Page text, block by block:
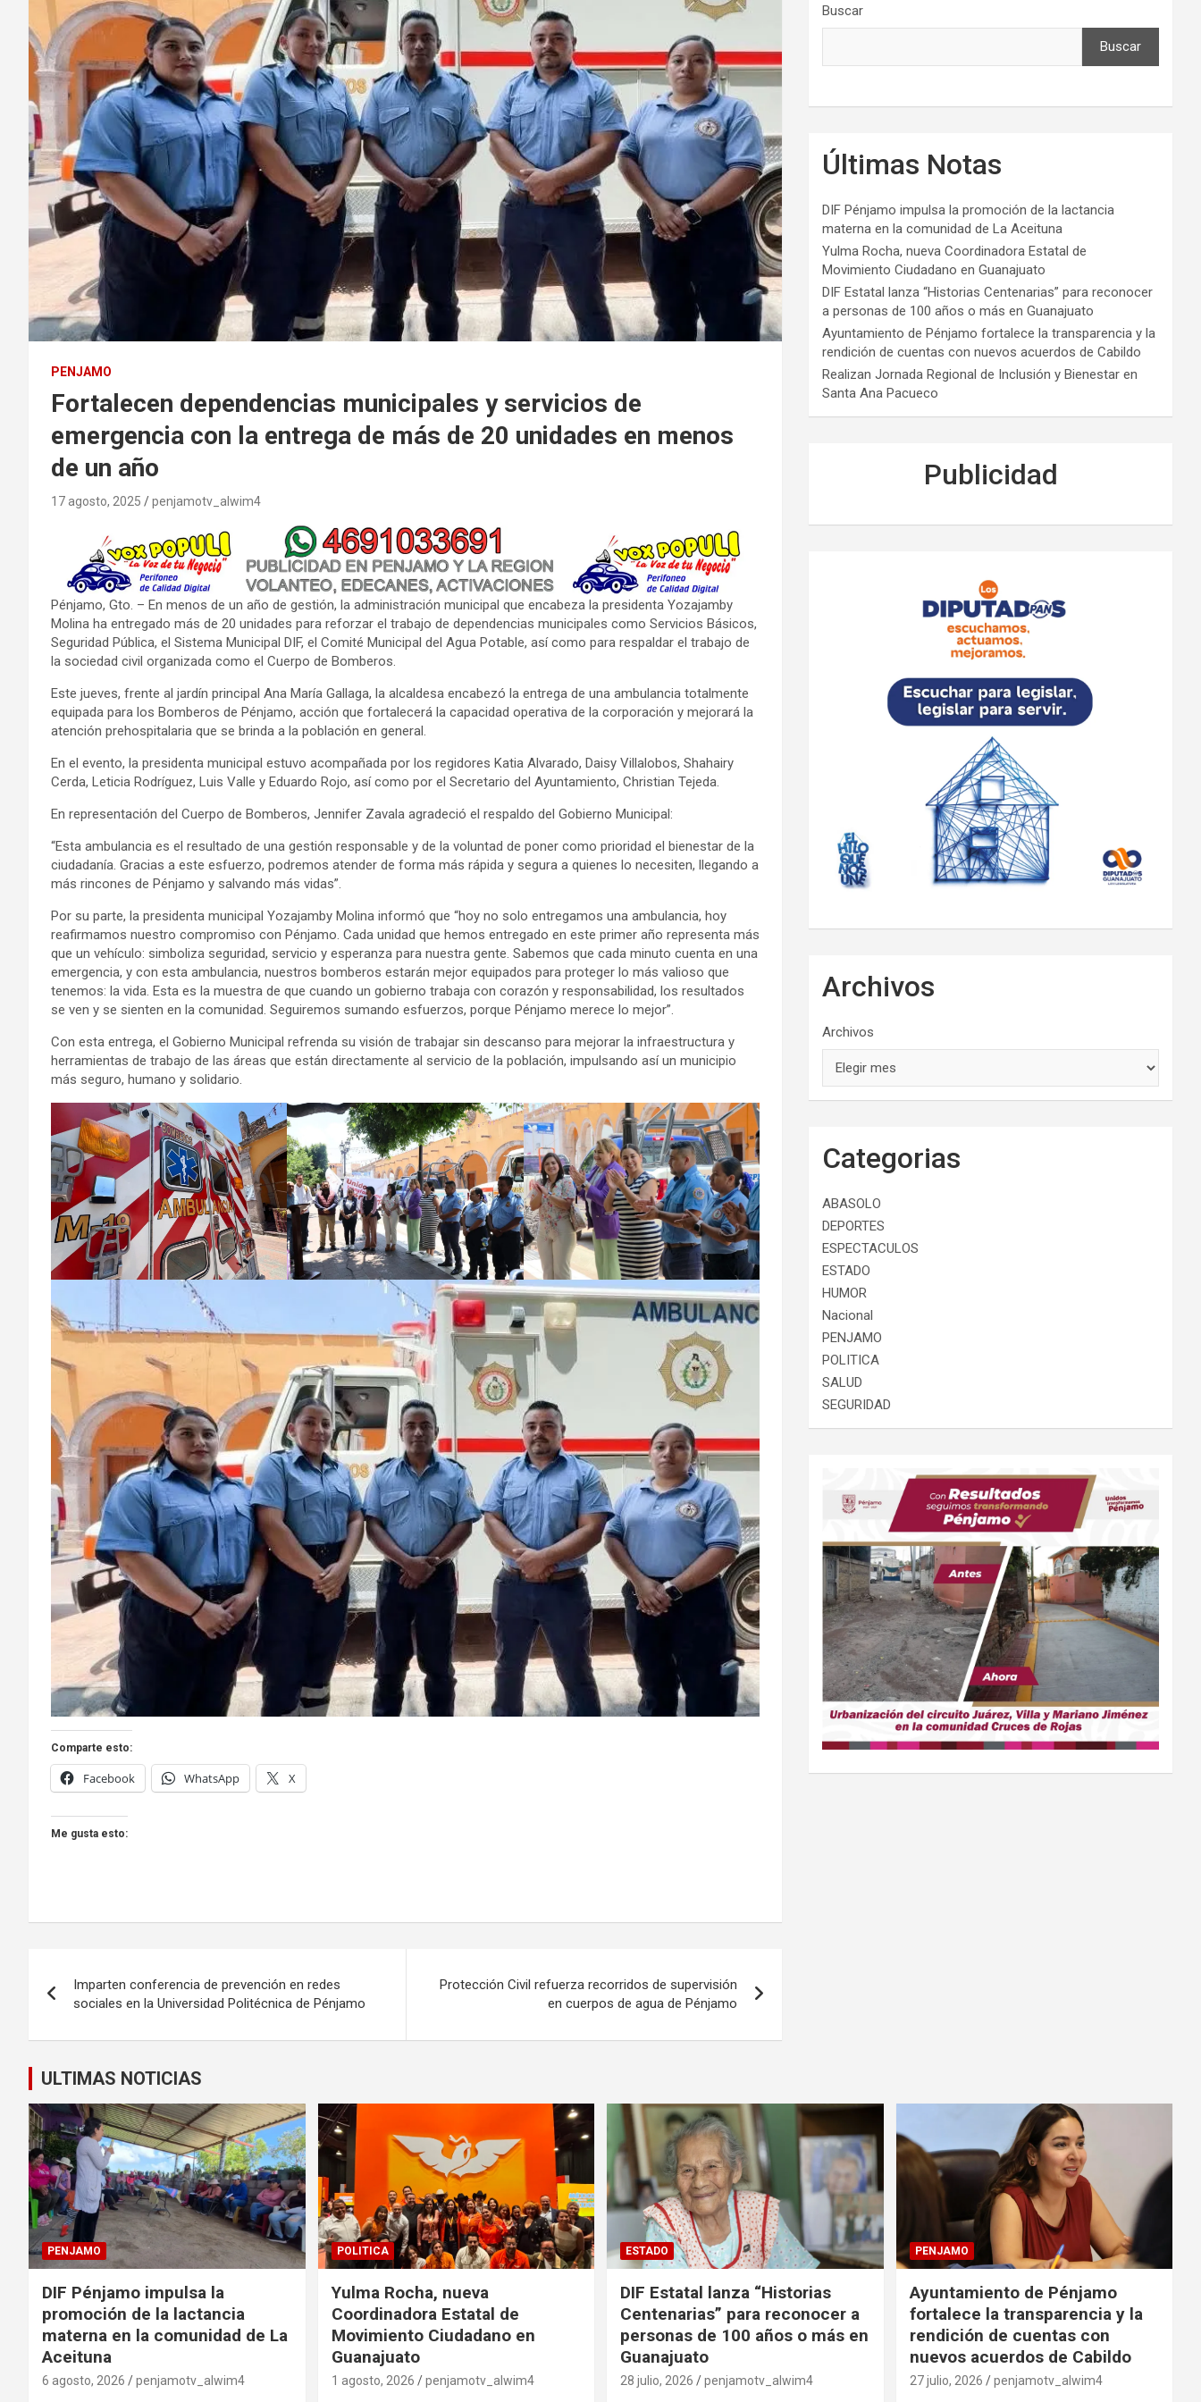
PENJAMO
Fortalecen dependencias municipales y servicios de
emergencia con la entrega de más de 20 unidades en menos
de un año
17 agosto, 2025 penjamotv_alwim4
Pénjamo, Gto. – En menos de un año de gestión, la administración municipal que encabeza la presidenta Yozajamby
Molina ha entregado más de 20 unidades para reforzar el trabajo de dependencias municipales como Servicios Básicos,
Seguridad Pública, el Sistema Municipal DIF, el Comité Municipal del Agua Potable, así como para respaldar el trabajo de
la sociedad civil organizada como el Cuerpo de Bomberos.
Este jueves, frente al jardín principal Ana María Gallaga, la alcaldesa encabezó la entrega de una ambulancia totalmente
equipada para los Bomberos de Pénjamo, acción que fortalecerá la capacidad operativa de la corporación y mejorará la
atención prehospitalaria que se brinda a la población en general.
En el evento, la presidenta municipal estuvo acompañada por los regidores Katia Alvarado, Daisy Villalobos, Shahairy
Cerda, Leticia Rodríguez, Luis Valle y Eduardo Rojo, así como por el Secretario del Ayuntamiento, Christian Tejeda.
En representación del Cuerpo de Bomberos, Jennifer Zavala agradeció el respaldo del Gobierno Municipal:
“Esta ambulancia es el resultado de una gestión responsable y de la voluntad de poner como prioridad el bienestar de la
ciudadanía. Gracias a este esfuerzo, podremos atender de forma más rápida y segura a quienes lo necesiten, llegando a
más rincones de Pénjamo y salvando más vidas”.
Por su parte, la presidenta municipal Yozajamby Molina informó que “hoy no solo entregamos una ambulancia, hoy
reafirmamos nuestro compromiso con Pénjamo. Cada unidad que hemos entregado en este primer año representa más
que un vehículo: simboliza seguridad, servicio y esperanza para nuestra gente. Sabemos que cada minuto cuenta en una
emergencia, y con esta ambulancia, nuestros bomberos estarán mejor equipados para proteger lo más valioso que
tenemos: la vida. Esta es la muestra de que cuando un gobierno trabaja con corazón y responsabilidad, los resultados
se ven y se sienten en la comunidad. Seguiremos sumando esfuerzos, porque Pénjamo merece lo mejor”.
Con esta entrega, el Gobierno Municipal refrenda su visión de trabajar sin descanso para mejorar la infraestructura y
herramientas de trabajo de las áreas que están directamente al servicio de la población, impulsando así un municipio
más seguro, humano y solidario.
Comparte esto:
Facebook WhatsApp X
Me gusta esto:
de
entradas
Imparten conferencia de prevención en redes
sociales en la Universidad Politécnica de Pénjamo
Protección Civil refuerza recorridos de supervisión
en cuerpos de agua de Pénjamo
Buscar
Buscar
Últimas Notas
DIF Pénjamo impulsa la promoción de la lactancia
materna en la comunidad de La Aceituna
Yulma Rocha, nueva Coordinadora Estatal de
Movimiento Ciudadano en Guanajuato
DIF Estatal lanza “Historias Centenarias” para reconocer
a personas de 100 años o más en Guanajuato
Ayuntamiento de Pénjamo fortalece la transparencia y la
rendición de cuentas con nuevos acuerdos de Cabildo
Realizan Jornada Regional de Inclusión y Bienestar en
Santa Ana Pacueco
Publicidad
Archivos
Archivos
Categorias
ABASOLO
DEPORTES
ESPECTACULOS
ESTADO
HUMOR
Nacional
PENJAMO
POLITICA
SALUD
SEGURIDAD
ULTIMAS NOTICIAS
PENJAMO
DIF Pénjamo impulsa la
promoción de la lactancia
materna en la comunidad de La
Aceituna
6 agosto, 2026 penjamotv_alwim4
POLITICA
Yulma Rocha, nueva
Coordinadora Estatal de
Movimiento Ciudadano en
Guanajuato
1 agosto, 2026 penjamotv_alwim4
ESTADO
DIF Estatal lanza “Historias
Centenarias” para reconocer a
personas de 100 años o más en
Guanajuato
28 julio, 2026 penjamotv_alwim4
PENJAMO
Ayuntamiento de Pénjamo
fortalece la transparencia y la
rendición de cuentas con
nuevos acuerdos de Cabildo
27 julio, 2026 penjamotv_alwim4